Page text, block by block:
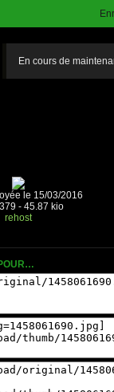
En cours de
le 15/03/2016
- 45.87 kio
rehost